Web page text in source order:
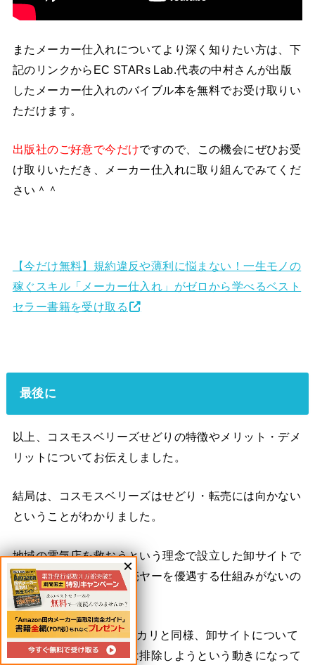
またメーカー仕入れについてより深く知りたい方は、下
記のリンクからEC STARs Lab.代表の中村さんが出版
したメーカー仕入れのバイブル本を無料でお受け取りい
ただけます。
出版社のご好意で今だけですので、この機会にぜひお受
け取りいただき、メーカー仕入れに取り組んでみてくだ
さい＾＾
【今だけ無料】規約違反や薄利に悩まない！一生モノの
稼ぐスキル「メーカー仕入れ」がゼロから学べるベスト
セラー書籍を受け取る
最後に
以上、コスモスベリーズせどりの特徴やメリット・デメ
リットについてお伝えしました。
結局は、コスモスベリーズはせどり・転売には向かない
ということがわかりました。
地域の電気店を救おうという理念で設立した卸サイトで
すから、せどらーや転売ヤーを優遇する仕組みがないの
は当然と言えます。
むしろ、Amazonやメルカリと同様、卸サイトについて
もせどらーや転売ヤーは排除しようという動きになって